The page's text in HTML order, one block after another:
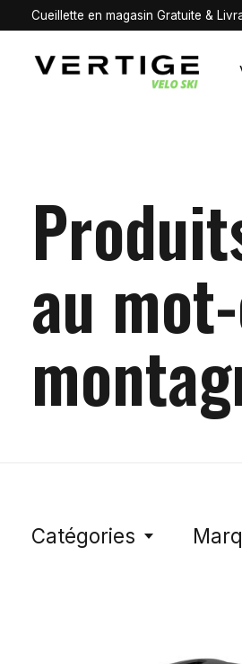
Cueillette en magasin Gratuite &
au
Catégories